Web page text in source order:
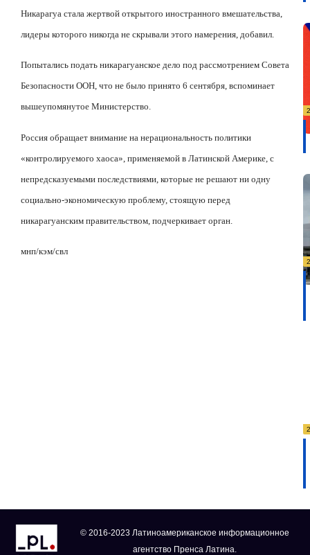
Никарагуа стала жертвой открытого иностранного вмешательства,
лидеры которого никогда не скрывали этого намерения, добавил.
Попытались подать никарагуанское дело под рассмотрением Совета
Безопасности ООН, что не было принято 6 сентября, вспоминает
вышеупомянутое Министерство.
Россия обращает внимание на нерациональность политики
«контролируемого хаоса», применяемой в Латинской Америке, с
непредсказуемыми последствиями, которые не решают ни одну
социально-экономическую проблему, стоящую перед
никарагуанским правительством, подчеркивает орган.
мнп/кэм/свл
© 2016-2023 Латиноамериканское информационное
агентство Пренса Латина.